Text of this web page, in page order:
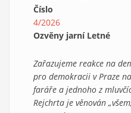
Číslo
4/2026
Ozvěny jarní Letné
Zařazujeme reakce na
pro demokracii v Praze
faráře a jednoho z
Rejchrta je věnován